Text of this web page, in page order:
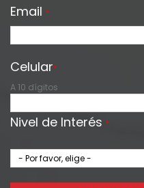
Email *
Celular*
A 10 dígitos
Nivel de Interés *